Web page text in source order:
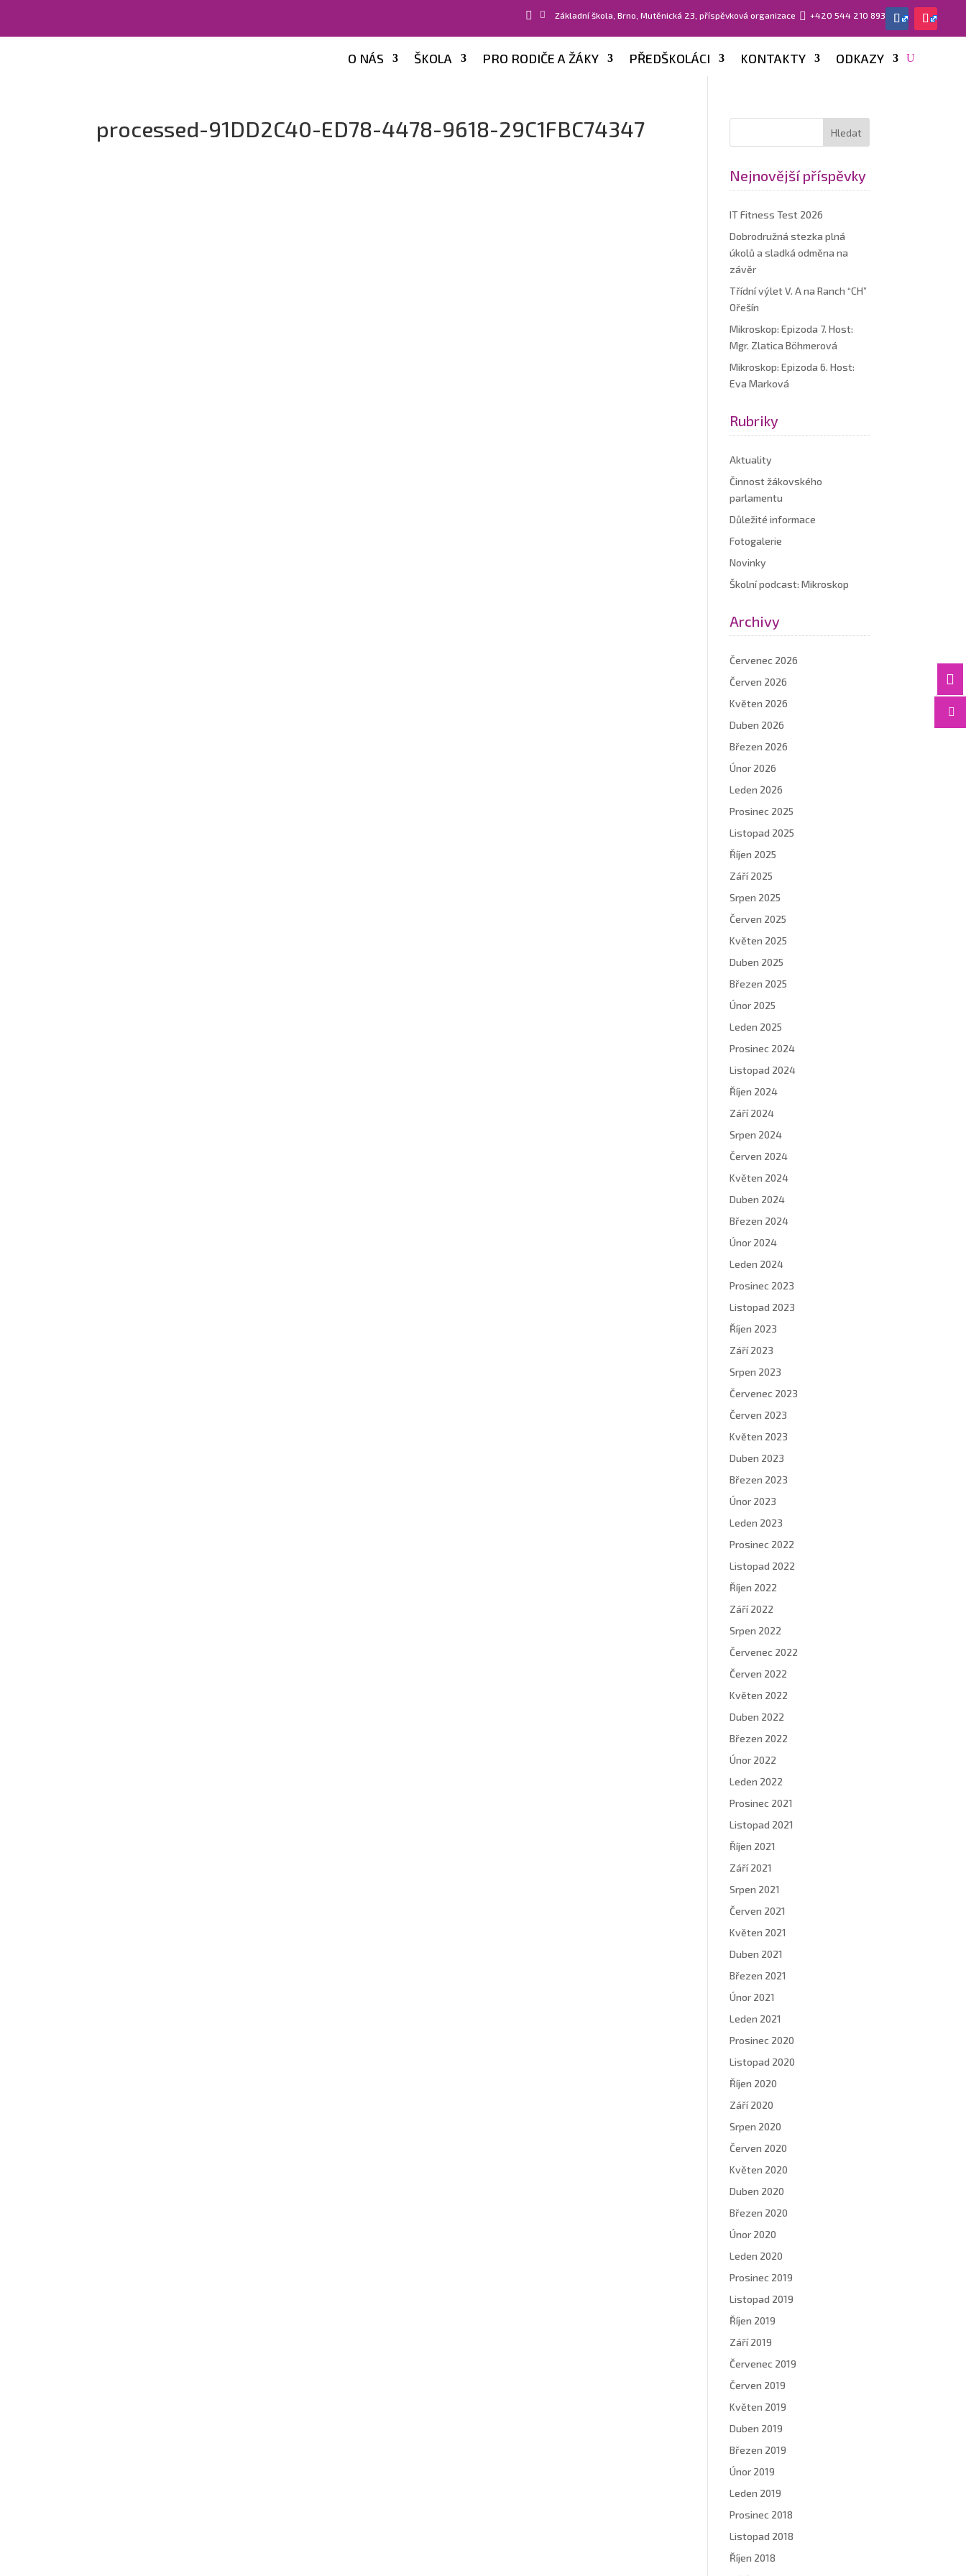
  Základní škola, Brno, Mutěnická 23, příspěvková organizace  +420 544 210 893
O NÁS ŠKOLA PRO RODIČE A ŽÁKY PŘEDŠKOLÁCI KONTAKTY ODKAZY


processed-91DD2C40-ED78-4478-9618-29C1FBC74347
Nejnovější příspěvky
IT Fitness Test 2026
Dobrodružná stezka plná
úkolů a sladká odměna na
závěr
Třídní výlet V. A na Ranch “CH”
Ořešín
Mikroskop: Epizoda 7. Host:
Mgr. Zlatica Böhmerová
Mikroskop: Epizoda 6. Host:
Eva Marková
Rubriky
Aktuality
Činnost žákovského
parlamentu
Důležité informace
Fotogalerie
Novinky
Školní podcast: Mikroskop
Archivy
Červenec 2026
Červen 2026
Květen 2026
Duben 2026
Březen 2026
Únor 2026
Leden 2026
Prosinec 2025
Listopad 2025
Říjen 2025
Září 2025
Srpen 2025
Červen 2025
Květen 2025
Duben 2025
Březen 2025
Únor 2025
Leden 2025
Prosinec 2024
Listopad 2024
Říjen 2024
Září 2024
Srpen 2024
Červen 2024
Květen 2024
Duben 2024
Březen 2024
Únor 2024
Leden 2024
Prosinec 2023
Listopad 2023
Říjen 2023
Září 2023
Srpen 2023
Červenec 2023
Červen 2023
Květen 2023
Duben 2023
Březen 2023
Únor 2023
Leden 2023
Prosinec 2022
Listopad 2022
Říjen 2022
Září 2022
Srpen 2022
Červenec 2022
Červen 2022
Květen 2022
Duben 2022
Březen 2022
Únor 2022
Leden 2022
Prosinec 2021
Listopad 2021
Říjen 2021
Září 2021
Srpen 2021
Červen 2021
Květen 2021
Duben 2021
Březen 2021
Únor 2021
Leden 2021
Prosinec 2020
Listopad 2020
Říjen 2020
Září 2020
Srpen 2020
Červen 2020
Květen 2020
Duben 2020
Březen 2020
Únor 2020
Leden 2020
Prosinec 2019
Listopad 2019
Říjen 2019
Září 2019
Červenec 2019
Červen 2019
Květen 2019
Duben 2019
Březen 2019
Únor 2019
Leden 2019
Prosinec 2018
Listopad 2018
Říjen 2018